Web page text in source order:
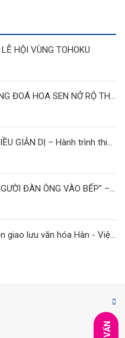
HỘI VÙNG TOHOKU
BẢNG VÀNG THÀNH TÍCH – NHỮNG ĐOÁ HOA SEN NỞ RỘ THÁNG 5/2026
TRAO YÊU THƯƠNG TỪ NHỮNG ĐIỀU GIẢN DỊ – Hành trình thiện nguyện của học viên Nhật Ngữ Hoa Sen
HOẠT ĐỘNG NGOẠI KHÓA: “KHI NGƯỜI ĐÀN ÔNG VÀO BẾP” – CUỘC THI NẤU ĂN ĐẦY SẮC MÀU TẠI TRƯỜNG NHẬT NGỮ HOA SEN
“KHÚC GIAO MÙA Á ĐÔNG” Sự kiện giao lưu văn hóa Hàn - Việt - Nhật